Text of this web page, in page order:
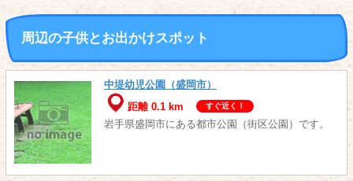
周辺の子供とお出かけスポット
中堤幼児公園（盛岡市）
距離 0.1 km
すぐ近く！
岩手県盛岡市にある都市公園（街区公園）です。